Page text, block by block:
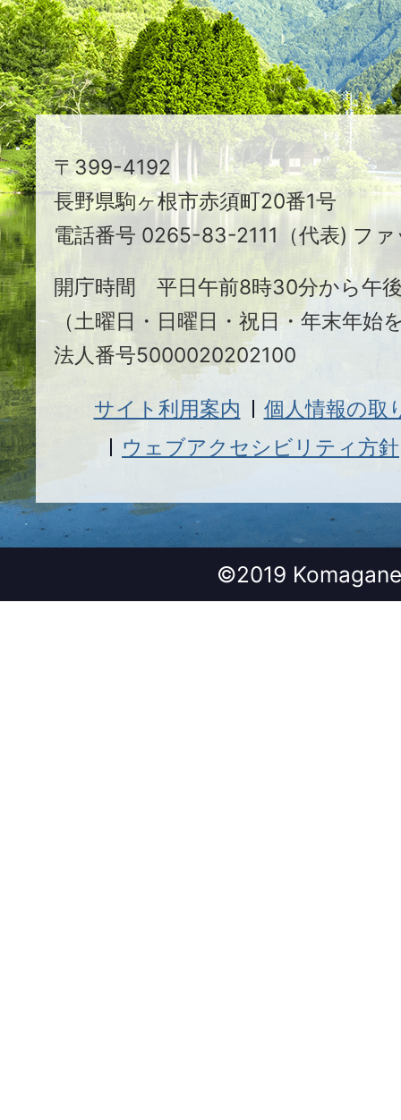
る
ま
ち
駒
ヶ
根
市
〒399-4192
長野県駒ヶ根市赤須町20番1号
電話番号 0265-83-2111（代表) フ
開庁時間 平日午前8時30分から午
（土曜日・日曜日・祝日・年末年始
法人番号5000020202100
サイト利用案内
個人情報の取
ウェブアクセシビリティ方針
©2019